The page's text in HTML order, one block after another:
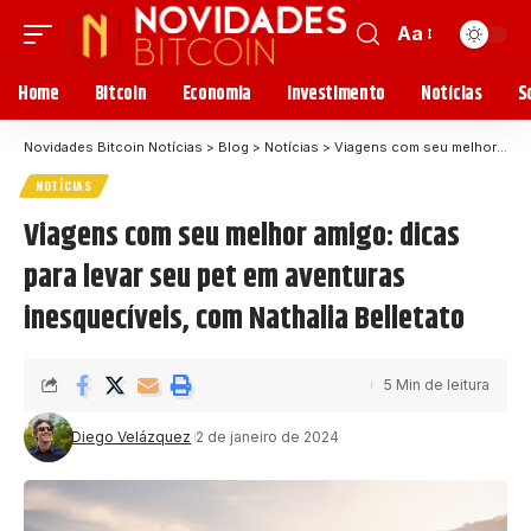
Aa
Home Bitcoin Economia Investimento Notícias
Novidades Bitcoin Notícias > Blog > Notícias > Viagens com seu melhor amigo: dicas para levar seu pet em aventuras inesquecíveis, com Nathalia Belletato
NOTÍCIAS
Viagens com seu melhor amigo: dicas
para levar seu pet em aventuras
inesquecíveis, com Nathalia Belletato
Diego Velázquez 2 de janeiro de 2024
5 Min de leitura